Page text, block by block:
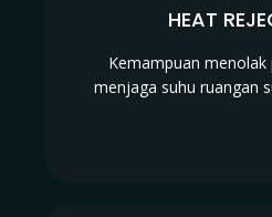
HEAT
Kemampuan
menjaga suhu ruangan